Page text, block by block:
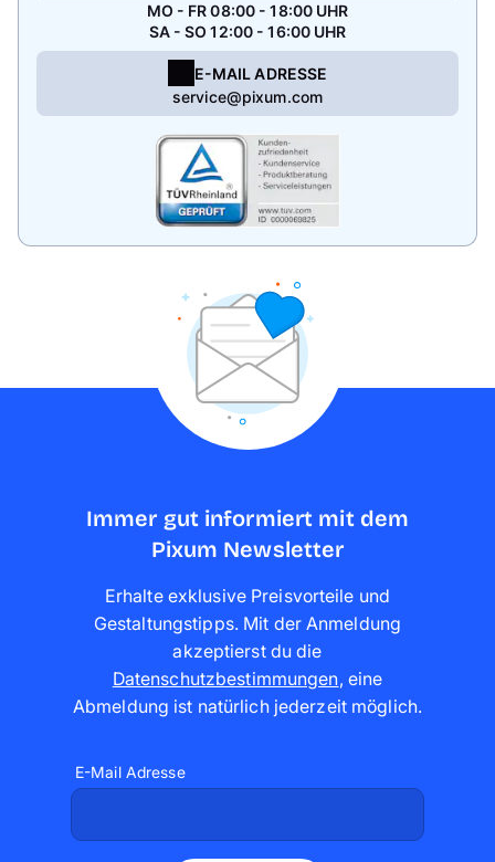
MO - FR 08:00 - 18:00 UHR
SA - SO 12:00 - 16:00 UHR
E-MAIL ADRESSE
service@pixum.com
Immer gut informiert mit dem
Pixum Newsletter
Erhalte exklusive Preisvorteile und
Gestaltungstipps. Mit der Anmeldung
akzeptierst du die
Datenschutzbestimmungen, eine
Abmeldung ist natürlich jederzeit möglich.
E-Mail Adresse